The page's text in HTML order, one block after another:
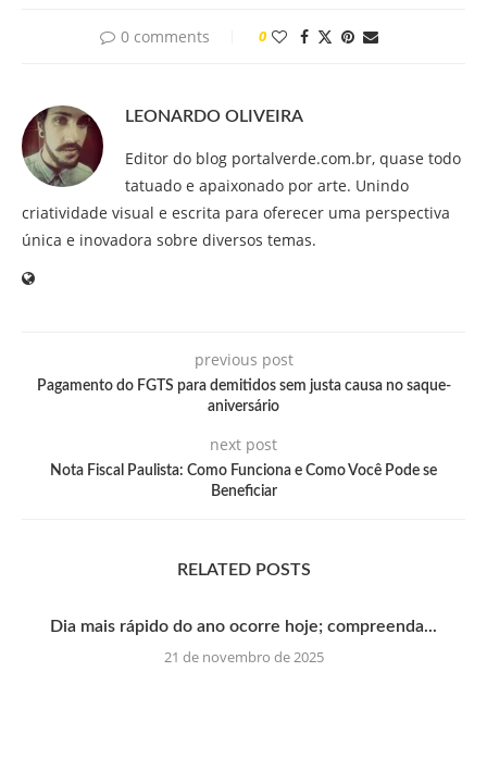
0 comments 0
LEONARDO OLIVEIRA
Editor do blog portalverde.com.br, quase todo
tatuado e apaixonado por arte. Unindo
criatividade visual e escrita para oferecer uma perspectiva
única e inovadora sobre diversos temas.
previous post
Pagamento do FGTS para demitidos sem justa causa no saque-
aniversário
next post
Nota Fiscal Paulista: Como Funciona e Como Você Pode se
Beneficiar
RELATED POSTS
Dia mais rápido do ano ocorre hoje; compreenda...
21 de novembro de 2025